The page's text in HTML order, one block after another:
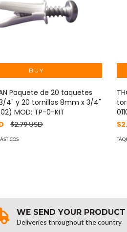
Paquete de 20 taquetes
4" y 20 tornillos 8mm x 3/4"
MOD: TP-0-KIT
$2.79 USD
WE SEND YOUR PRODUCT
Deliveries throughout the country